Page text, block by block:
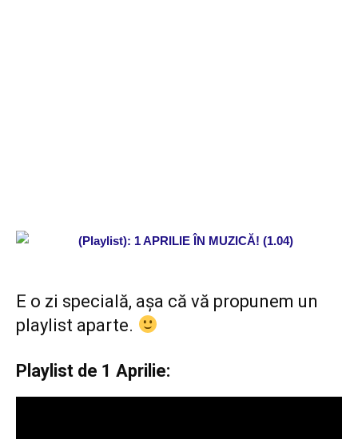
E o zi specială, așa că vă propunem un
playlist aparte.
Playlist de 1 Aprilie: